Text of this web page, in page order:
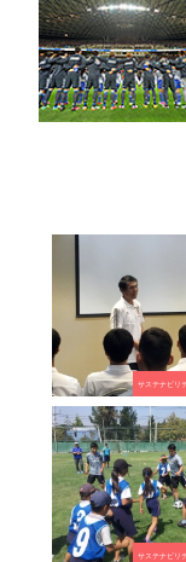
サステナビリ
サステナビリ